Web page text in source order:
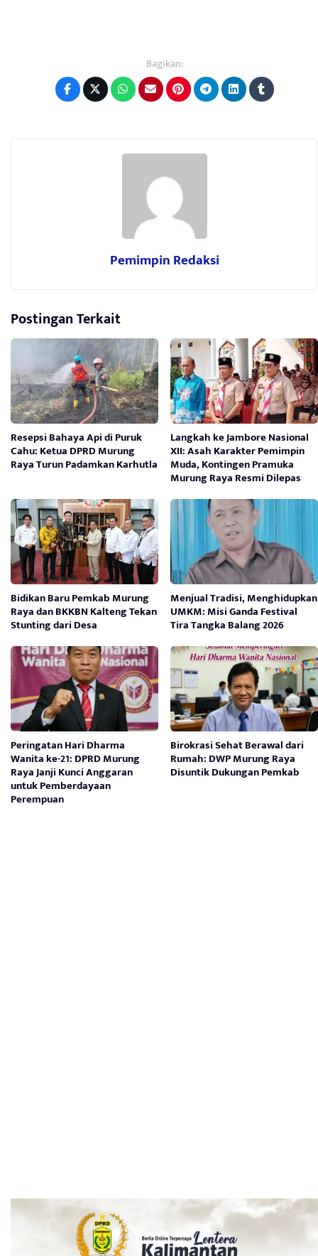
Bagikan:
Pemimpin Redaksi
Postingan Terkait
Resepsi Bahaya Api di Puruk
Cahu: Ketua DPRD Murung
Raya Turun Padamkan Karhutla
Langkah ke Jambore Nasional
XII: Asah Karakter Pemimpin
Muda, Kontingen Pramuka
Murung Raya Resmi Dilepas
Bidikan Baru Pemkab Murung
Raya dan BKKBN Kalteng Tekan
Stunting dari Desa
Menjual Tradisi, Menghidupkan
UMKM: Misi Ganda Festival
Tira Tangka Balang 2026
Peringatan Hari Dharma
Wanita ke-21: DPRD Murung
Raya Janji Kunci Anggaran
untuk Pemberdayaan
Perempuan
Birokrasi Sehat Berawal dari
Rumah: DWP Murung Raya
Disuntik Dukungan Pemkab